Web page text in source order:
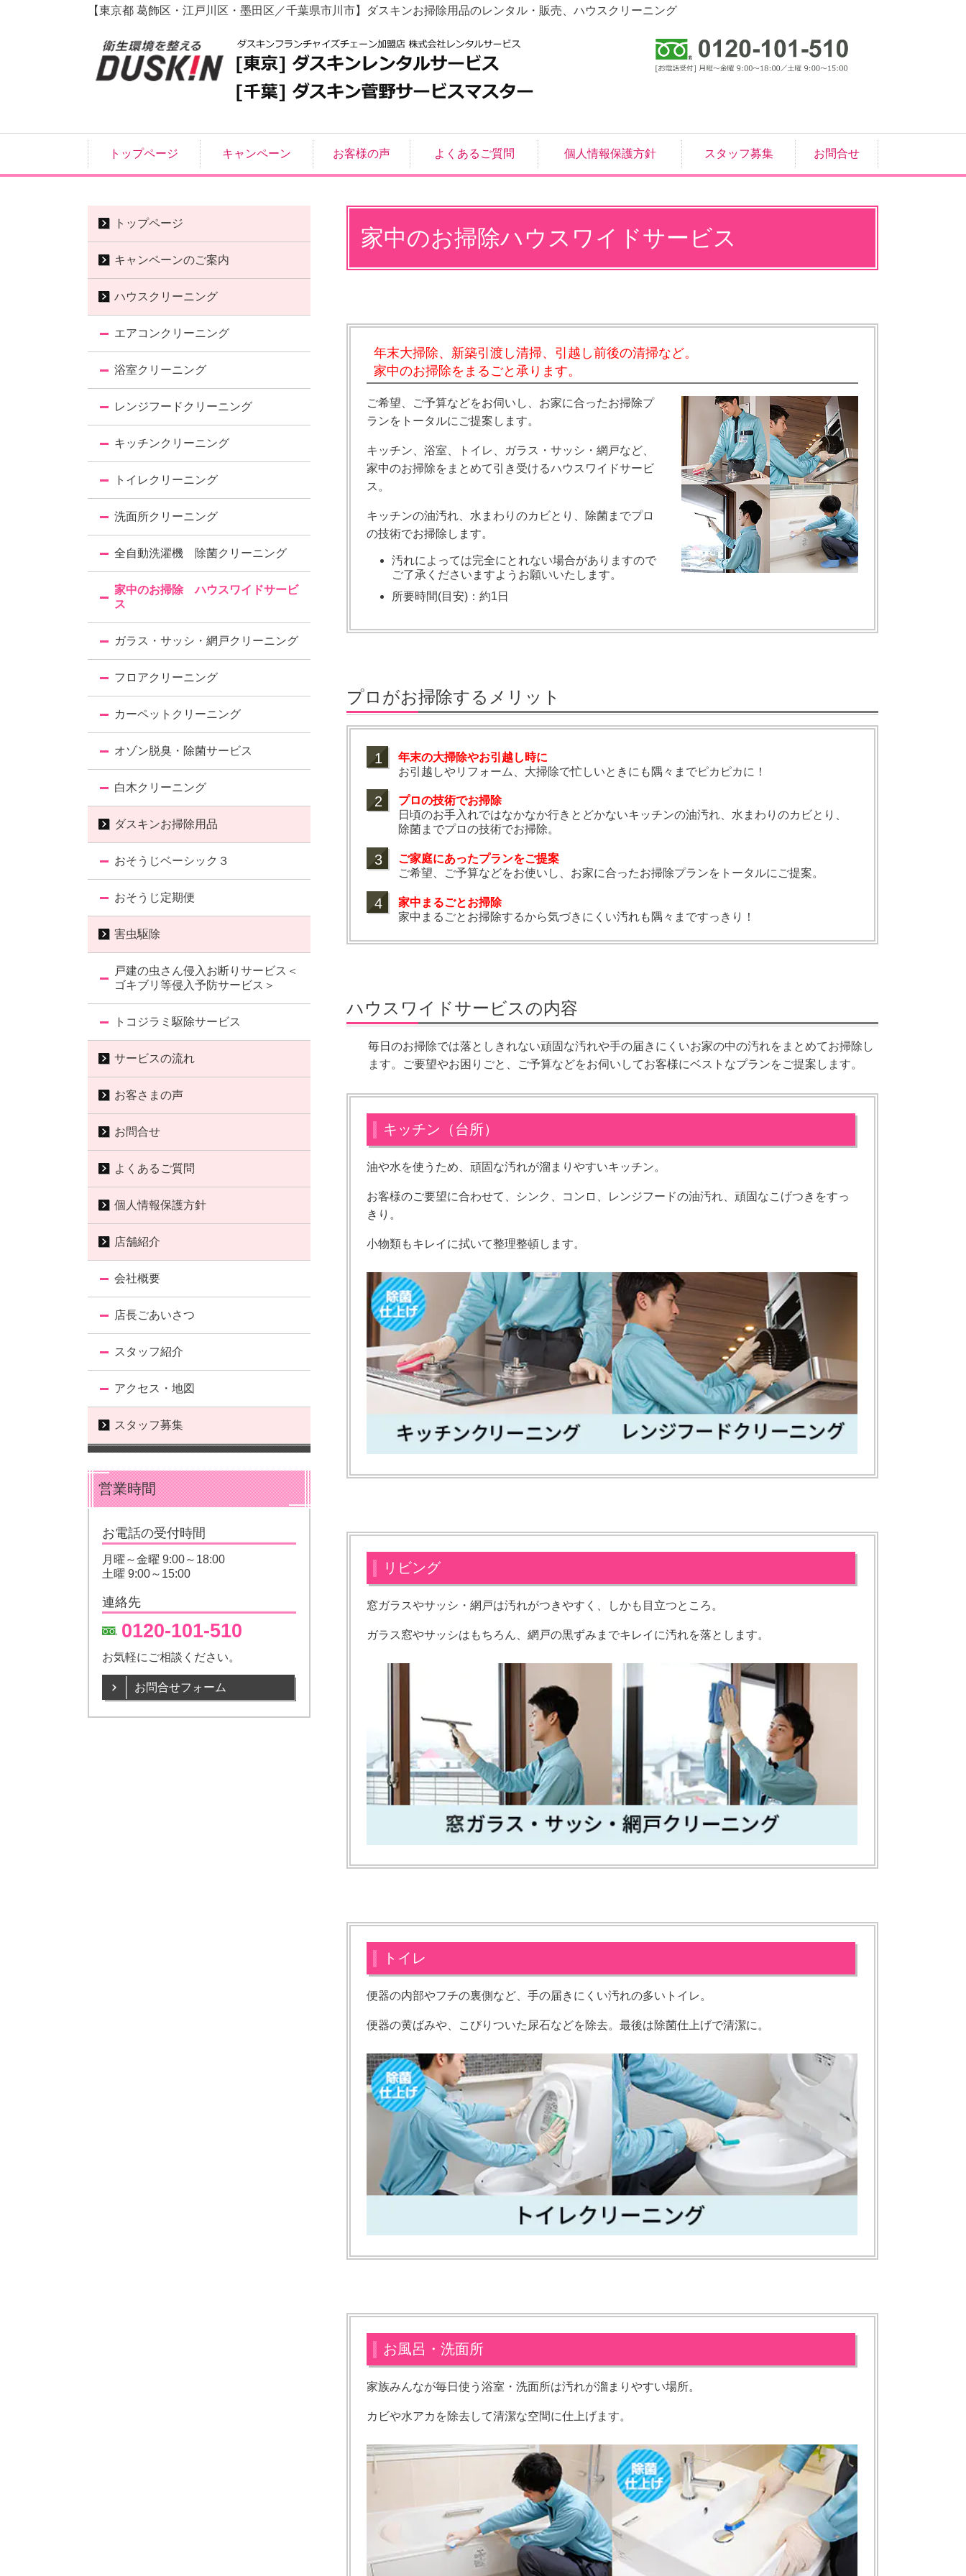
【東京都 葛飾区・江戸川区・墨田区／千葉県市川市】ダスキンお掃除用品のレンタル・販売、ハウスクリーニング
トップページ キャンペーン お客様の声 よくあるご質問 個人情報保護方針 スタッフ募集 お問合せ
家中のお掃除ハウスワイドサービス
年末大掃除、新築引渡し清掃、引越し前後の清掃など。
家中のお掃除をまるごと承ります。
ご希望、ご予算などをお伺いし、お家に合ったお掃除プ
ランをトータルにご提案します。
キッチン、浴室、トイレ、ガラス・サッシ・網戸など、
家中のお掃除をまとめて引き受けるハウスワイドサービ
ス。
キッチンの油汚れ、水まわりのカビとり、除菌までプロ
の技術でお掃除します。
汚れによっては完全にとれない場合がありますので
ご了承くださいますようお願いいたします。
所要時間(目安)：約1日
プロがお掃除するメリット
1
年末の大掃除やお引越し時に
お引越しやリフォーム、大掃除で忙しいときにも隅々までピカピカに！
2
プロの技術でお掃除
日頃のお手入れではなかなか行きとどかないキッチンの油汚れ、水まわりのカビとり、
除菌までプロの技術でお掃除。
3
ご家庭にあったプランをご提案
ご希望、ご予算などをお使いし、お家に合ったお掃除プランをトータルにご提案。
4
家中まるごとお掃除
家中まるごとお掃除するから気づきにくい汚れも隅々まですっきり！
ハウスワイドサービスの内容
毎日のお掃除では落としきれない頑固な汚れや手の届きにくいお家の中の汚れをまとめてお掃除し
ます。
ご要望やお困りごと、ご予算などをお伺いしてお客様にベストなプランをご提案します。
キッチン（台所）
油や水を使うため、頑固な汚れが溜まりやすいキッチン。
お客様のご要望に合わせて、シンク、コンロ、レンジフードの油汚れ、頑固なこげつきをすっ
きり。
小物類もキレイに拭いて整理整頓します。
リビング
窓ガラスやサッシ・網戸は汚れがつきやすく、しかも目立つところ。
ガラス窓やサッシはもちろん、網戸の黒ずみまでキレイに汚れを落とします。
トイレ
便器の内部やフチの裏側など、手の届きにくい汚れの多いトイレ。
便器の黄ばみや、こびりついた尿石などを除去。最後は除菌仕上げで清潔に。
お風呂・洗面所
家族みんなが毎日使う浴室・洗面所は汚れが溜まりやすい場所。
カビや水アカを除去して清潔な空間に仕上げます。
トップページ
キャンペーンのご案内
ハウスクリーニング
エアコンクリーニング
浴室クリーニング
レンジフードクリーニング
キッチンクリーニング
トイレクリーニング
洗面所クリーニング
全自動洗濯機 除菌クリーニング
家中のお掃除 ハウスワイドサービ
ス
ガラス・サッシ・網戸クリーニング
フロアクリーニング
カーペットクリーニング
オゾン脱臭・除菌サービス
白木クリーニング
ダスキンお掃除用品
おそうじベーシック３
おそうじ定期便
害虫駆除
戸建の虫さん侵入お断りサービス＜
ゴキブリ等侵入予防サービス＞
トコジラミ駆除サービス
サービスの流れ
お客さまの声
お問合せ
よくあるご質問
個人情報保護方針
店舗紹介
会社概要
店長ごあいさつ
スタッフ紹介
アクセス・地図
スタッフ募集
営業時間
お電話の受付時間
月曜～金曜 9:00～18:00
土曜 9:00～15:00
連絡先
0120-101-510
お気軽にご相談ください。
お問合せフォーム